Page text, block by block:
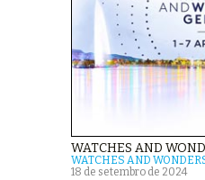
WATCHES AND
WATCHES AND
18 de setembro de 2024